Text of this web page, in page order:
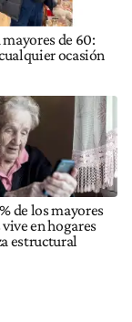
de 60:
ocasión
de los mayores
en hogares
estructural